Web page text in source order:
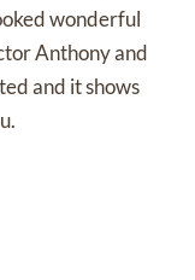
wonderful
Anthony and
and it shows